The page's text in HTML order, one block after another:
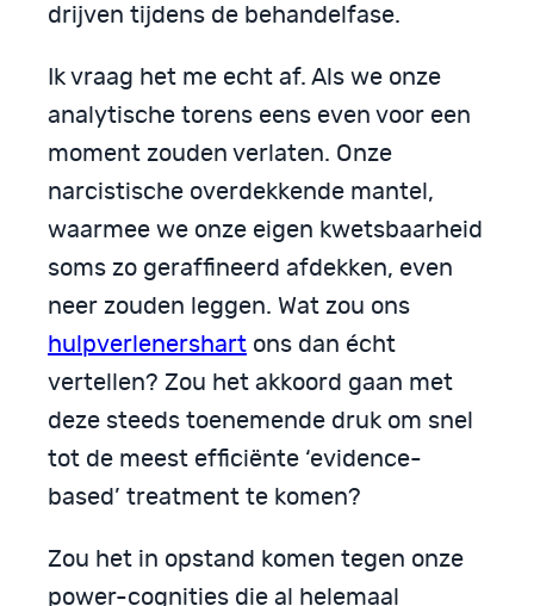
drijven tijdens de behandelfase.
Ik vraag het me echt af. Als we onze
analytische torens eens even voor een
moment zouden verlaten. Onze
narcistische overdekkende mantel,
waarmee we onze eigen kwetsbaarheid
soms zo geraffineerd afdekken, even
neer zouden leggen. Wat zou ons
hulpverlenershart ons dan écht
vertellen? Zou het akkoord gaan met
deze steeds toenemende druk om snel
tot de meest efficiënte ‘evidence-
based’ treatment te komen?
Zou het in opstand komen tegen onze
power-cognities die al helemaal